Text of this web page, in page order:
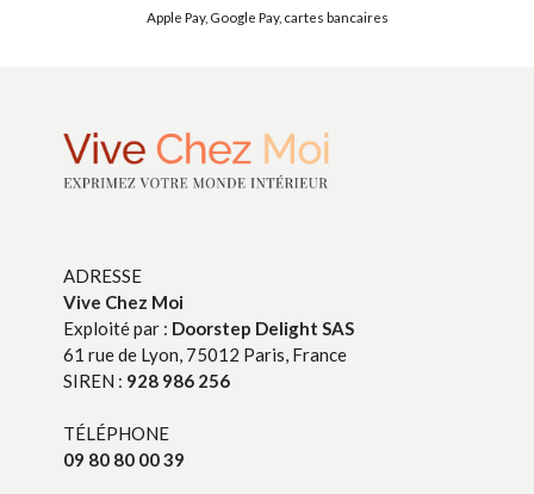
Apple Pay, Google Pay, cartes bancaires
ADRESSE
Vive Chez Moi
Exploité par : Doorstep Delight SAS
61 rue de Lyon, 75012 Paris, France
SIREN : 928 986 256
TÉLÉPHONE
09 80 80 00 39